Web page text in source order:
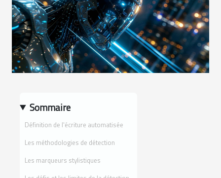
Sommaire
Définition de l'écriture automatisée
Les méthodologies de détection
Les marqueurs stylistiques